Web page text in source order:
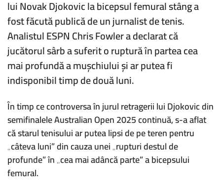
PUTEA
LIPSI
DE
PE
TEREN
TIMP
DE
„CÂTEVA
UNEI
RUPTURI
MUSCULARE
lui Novak Djokovic la bicepsul femural stâng a
fost făcută publică de un jurnalist de tenis.
Analistul ESPN Chris Fowler a declarat că
jucătorul sârb a suferit o ruptură în partea cea
mai profundă a mușchiului și ar putea fi
indisponibil timp de două luni.
În timp ce controversa în jurul retragerii lui Djokovic din
semifinalele Australian Open 2025 continuă, s-a aflat
că starul tenisului ar putea lipsi de pe teren pentru
„câteva luni” din cauza unei „rupturi destul de
profunde” în „cea mai adâncă parte” a bicepsului
femural.